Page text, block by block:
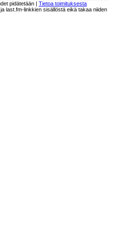
pidätetään | Tietoa toimituksesta
last.fm-linkkien sisällöstä eikä takaa niiden